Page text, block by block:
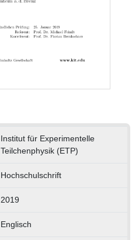
Institut für Experimentelle
Teilchenphysik (ETP)
Hochschulschrift
2019
Englisch